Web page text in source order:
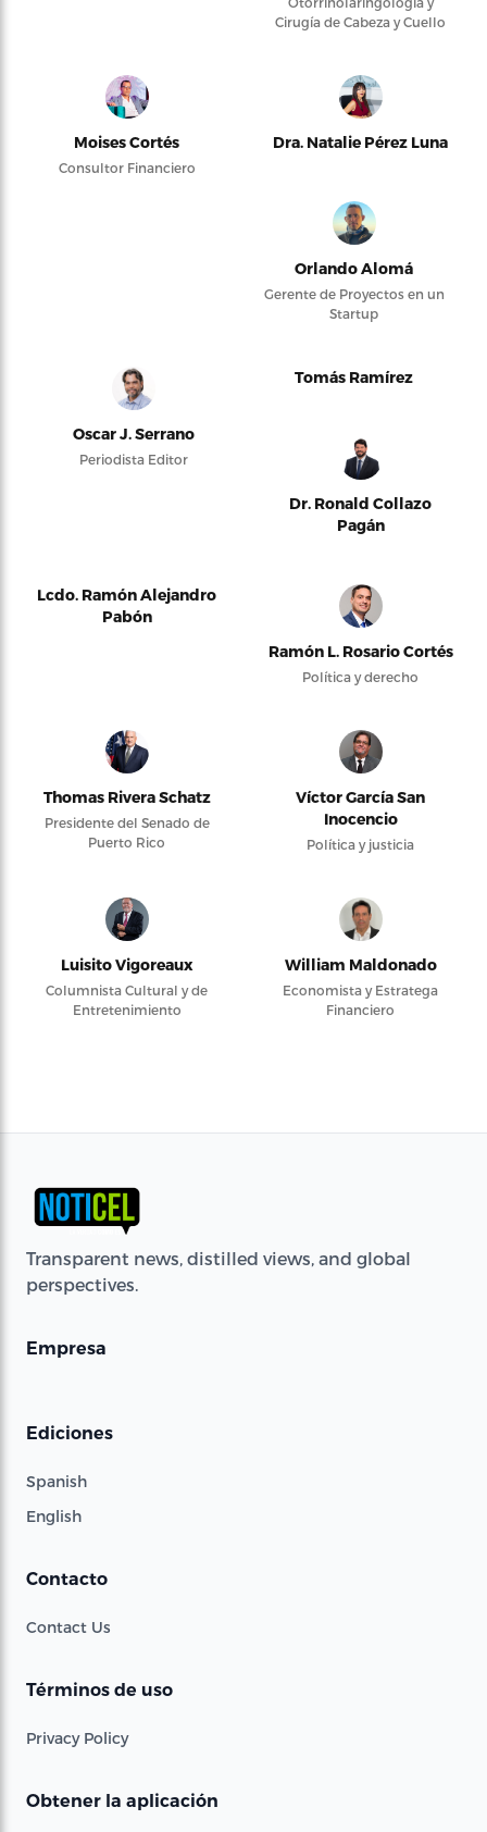
Cirugía de Cabeza y Cuello
Moises Cortés
Consultor Financiero
Dra. Natalie Pérez Luna
Orlando Alomá
Gerente de Proyectos en un
Startup
Oscar J. Serrano
Periodista Editor
Tomás Ramírez
Dr. Ronald Collazo
Pagán
Lcdo. Ramón Alejandro
Pabón
Ramón L. Rosario Cortés
Política y derecho
Thomas Rivera Schatz
Presidente del Senado de
Puerto Rico
Víctor García San
Inocencio
Política y justicia
Luisito Vigoreaux
Columnista Cultural y de
Entretenimiento
William Maldonado
Economista y Estratega
Financiero
Transparent news, distilled views, and global
perspectives.
Empresa
Ediciones
Spanish
English
Contacto
Contact Us
Términos de uso
Privacy Policy
Obtener la aplicación